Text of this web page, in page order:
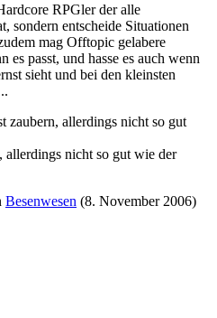
RPGler der alle
sondern entscheide Situationen
mag Offtopic gelabere
es passt, und hasse es auch wenn
sieht und bei den kleinsten
zaubern, allerdings nicht so gut
allerdings nicht so gut wie der
Besenwesen (8. November 2006)